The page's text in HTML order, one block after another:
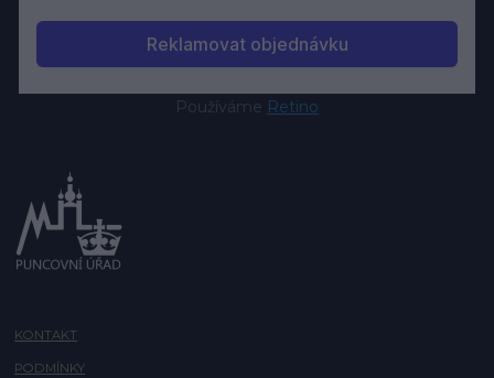
Používáme Retino
KONTAKT
PODMÍNKY